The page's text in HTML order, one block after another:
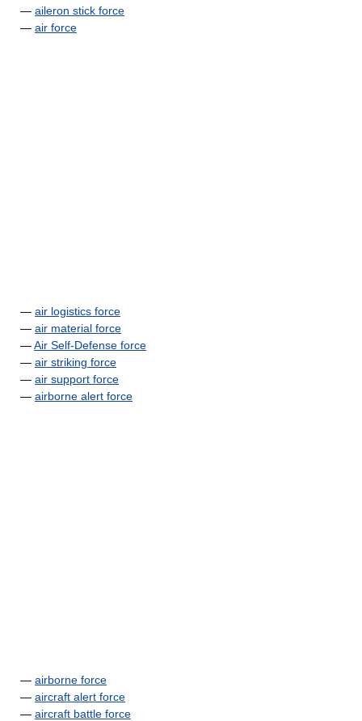
— aileron stick force
— air force
— air logistics force
— air material force
—Air Self-Defense force
— air striking force
— air support force
— airborne alert force
— airborne force
— aircraft alert force
— aircraft battle force